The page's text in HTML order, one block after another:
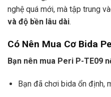
nghệ quá mới, mà tập trung
và độ bền lâu dài.
Có Nên Mua Cơ Bida
Bạn nên mua Peri P-TE09
Bạn đã chơi bida ổn định,